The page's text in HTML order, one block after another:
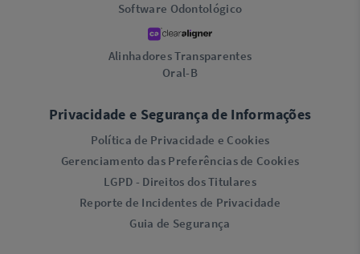
Software Odontológico
Alinhadores Transparentes
Oral-B
Privacidade e Segurança de Informações
Política de Privacidade e Cookies
Gerenciamento das Preferências de Cookies
LGPD - Direitos dos Titulares
Reporte de Incidentes de Privacidade
Guia de Segurança